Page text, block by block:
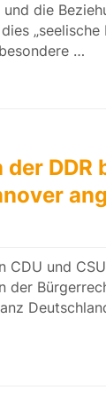
die
„seelische
…
DDR
CDU und
der